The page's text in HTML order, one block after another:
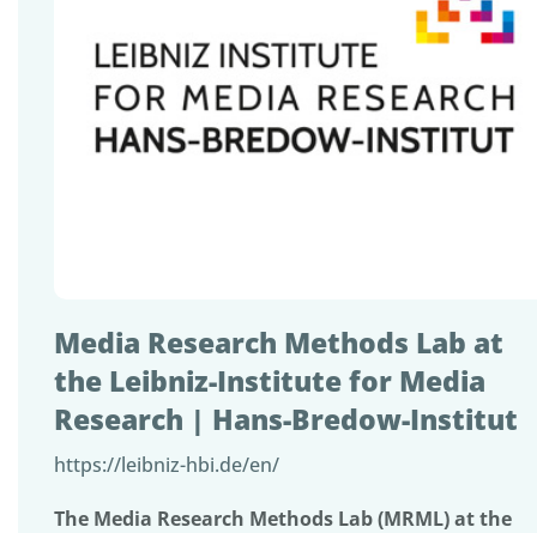
Media Research Methods Lab at
the Leibniz-Institute for Media
Research | Hans-Bredow-Institut
https://leibniz-hbi.de/en/
The Media Research Methods Lab (MRML) at the